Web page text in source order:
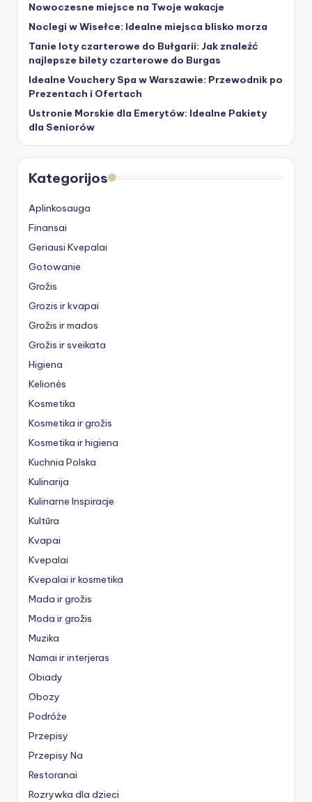
Nowoczesne miejsce na Twoje wakacje
Noclegi w Wisełce: Idealne miejsca blisko morza
Tanie loty czarterowe do Bułgarii: Jak znaleźć
najlepsze bilety czarterowe do Burgas
Idealne Vouchery Spa w Warszawie: Przewodnik po
Prezentach i Ofertach
Ustronie Morskie dla Emerytów: Idealne Pakiety
dla Seniorów
Kategorijos
Aplinkosauga
Finansai
Geriausi Kvepalai
Gotowanie
Grožis
Grozis ir kvapai
Grožis ir mados
Grožis ir sveikata
Higiena
Kelionės
Kosmetika
Kosmetika ir grožis
Kosmetika ir higiena
Kuchnia Polska
Kulinarija
Kulinarne Inspiracje
Kultūra
Kvapai
Kvepalai
Kvepalai ir kosmetika
Mada ir grožis
Moda ir grožis
Muzika
Namai ir interjeras
Obiady
Obozy
Podróże
Przepisy
Przepisy Na
Restoranai
Rozrywka dla dzieci